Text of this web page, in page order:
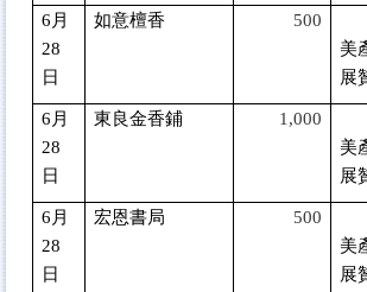
6 月
28
日
如意檀香
500
美
展
6 月
28
日
東良金香鋪
1,000
美
展
6 月
28
日
宏恩書局
500
美
展